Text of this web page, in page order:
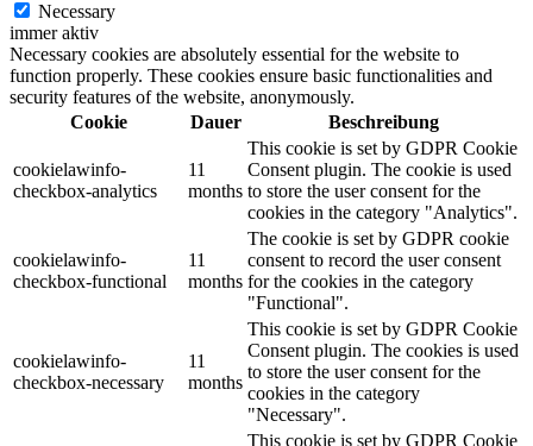
Necessary
immer aktiv
Necessary cookies are absolutely essential for the website to
function properly. These cookies ensure basic functionalities and
security features of the website, anonymously.
Cookie
Dauer Beschreibung
cookielawinfo-
checkbox-analytics
11
months
This cookie is set by GDPR Cookie
Consent plugin. The cookie is used
to store the user consent for the
cookies in the category "Analytics".
cookielawinfo-
checkbox-functional
11
months
The cookie is set by GDPR cookie
consent to record the user consent
for the cookies in the category
"Functional".
cookielawinfo-
checkbox-necessary
11
months
This cookie is set by GDPR Cookie
Consent plugin. The cookies is used
to store the user consent for the
cookies in the category
"Necessary".
This cookie is set by GDPR Cookie